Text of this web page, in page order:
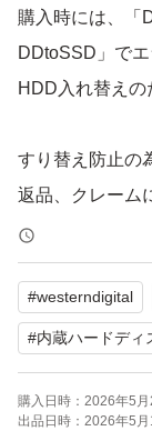
購入時には、「
DDtoSSD」で
HDD入れ替えの
すり替え防止の
返品、クレーム
神経質な方はご
■動作確認
CrystalDiskInfo
しています。
#westerndigital
#内蔵ハードディ
購入日時： 2026年5
出品日時： 2026年5